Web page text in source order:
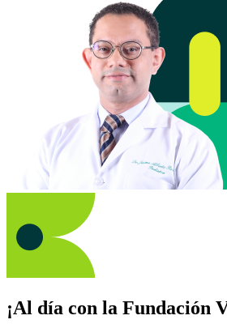
¡Al día con la Fundación